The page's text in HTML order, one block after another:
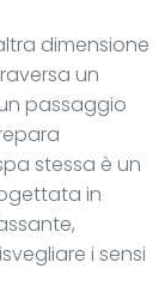
dimensione
un
passaggio
stessa è un
in
i sensi